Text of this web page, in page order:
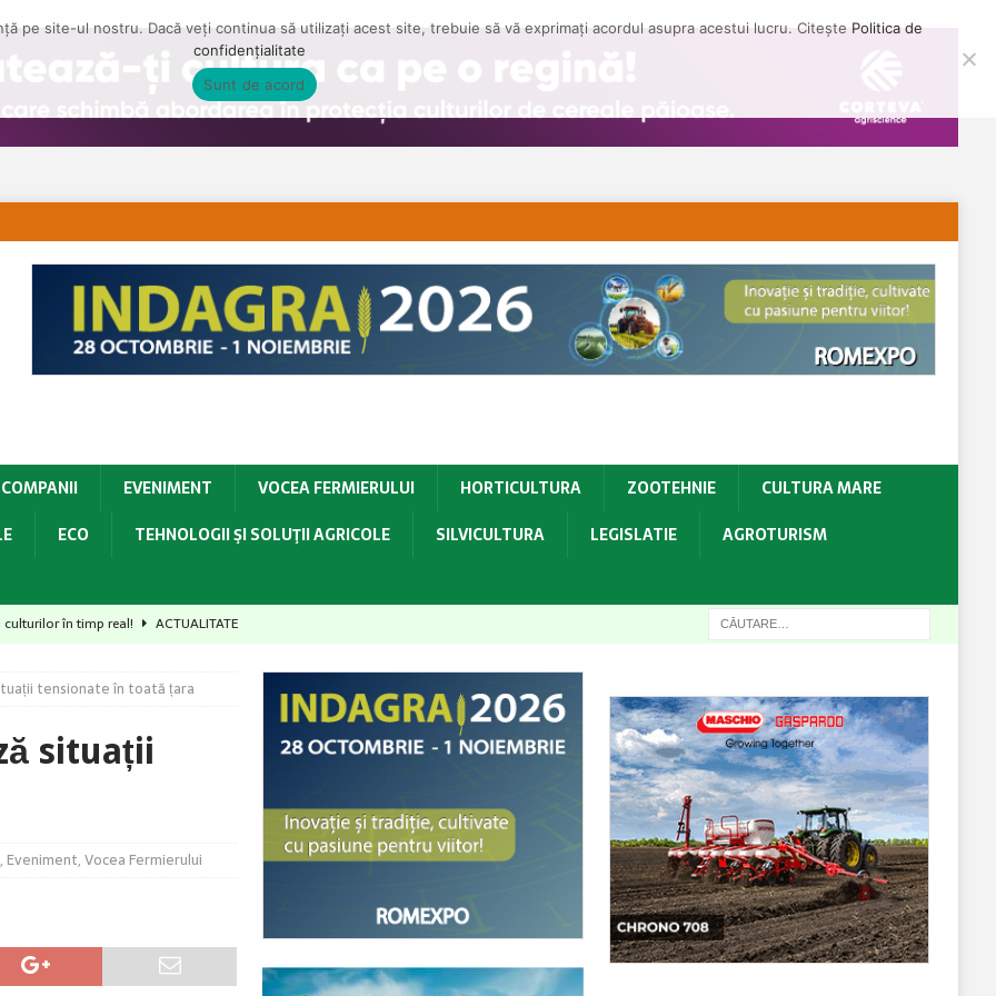
COMPANII EVENIMENT VOCEA FERMIERULUI HORTICULTURA ZOOTEHNIE
CULTURA MARE
ECO TEHNOLOGII ŞI SOLUŢII AGRICOLE SILVICULTURA LEGISLATIE
AGROTURISM
culturilor în timp real!
ACTUALITATE
culturilor!
ACTUALITATE
recolta, dar poți pierde startul culturii următoare
ACTUALITATE
la recoltare!
tensionate în toată țara
situații
, Eveniment,Vocea Fermierului
pe site-ul nostru. Dacă veți continua să utilizați acest site, trebuie să vă exprimați acordul asupra acestui lucru. Citește Politica de
confidențialitate
Sunt de acord